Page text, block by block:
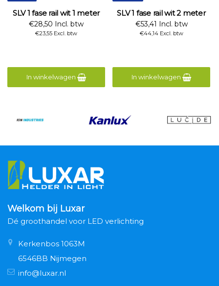
SLV 1 fase rail wit 1 meter
€28,50 Incl. btw
€23,55 Excl. btw
In winkelwagen
SLV 1 fase rail wit 2 meter
€53,41 Incl. btw
€44,14 Excl. btw
In winkelwagen
Welkom bij Luxar
Dé groothandel voor LED verlichting
Kerkenbos 1063M
6546BB Nijmegen
info@luxar.nl